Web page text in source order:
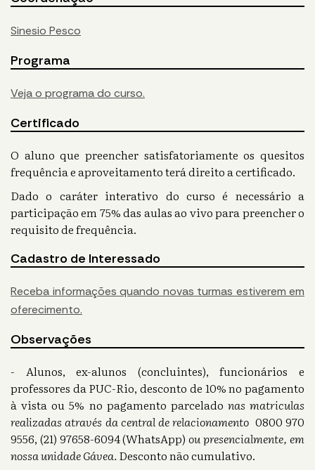
Sinesio Pesco
Programa
Veja o programa do curso.
Certificado
O aluno que preencher satisfatoriamente os quesitos
frequência e aproveitamento terá direito a certificado.
Dado o caráter interativo do curso é necessário a
participação em 75% das aulas ao vivo para preencher o
requisito de frequência.
Cadastro de Interessado
Receba informações quando novas turmas estiverem em
oferecimento.
Observações
- Alunos, ex-alunos (concluintes), funcionários e
professores da PUC-Rio, desconto de 10% no pagamento
à vista ou 5% no pagamento parcelado nas matriculas
realizadas através da central de relacionamento 0800 970
9556, (21) 97658-6094 (WhatsApp)ou presencialmente, em
nossa unidade Gávea.Desconto não cumulativo.